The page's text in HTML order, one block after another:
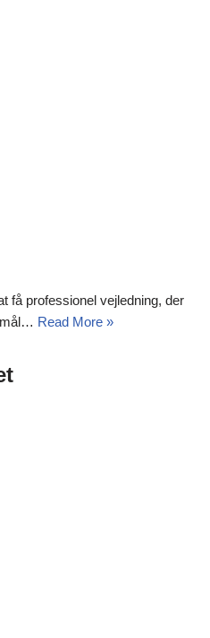
få professionel vejledning, der
Read More »